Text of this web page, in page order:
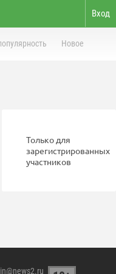
Вход
Новое
Только для
зарегистрированных
участников